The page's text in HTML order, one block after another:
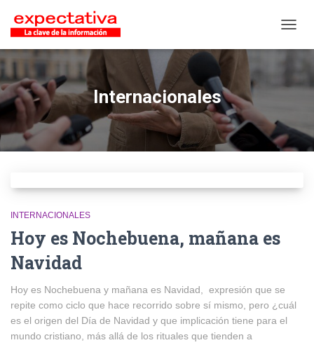
Internacionales
INTERNACIONALES
Hoy es Nochebuena, mañana es
Navidad
Hoy es Nochebuena y mañana es Navidad, expresión que se
repite como ciclo que hace recorrido sobre sí mismo, pero ¿cuál
es el origen del Día de Navidad y que implicación tiene para el
mundo cristiano, más allá de los rituales que tienden a